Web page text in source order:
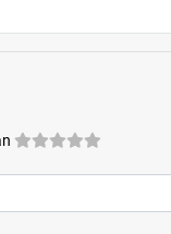
hình bất động sản này.